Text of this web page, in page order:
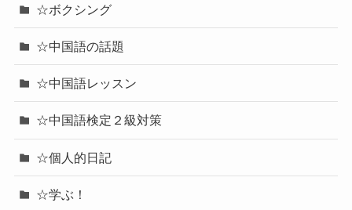
☆ボクシング
☆中国語の話題
☆中国語レッスン
☆中国語検定２級対策
☆個人的日記
☆学ぶ！